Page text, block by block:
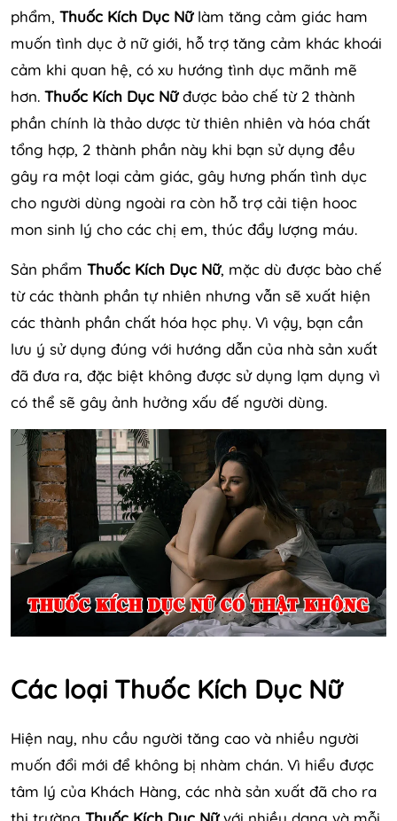
phẩm, Thuốc Kích Dục Nữlàm tăng cảm giác ham
muốn tình dục ở nữ giới, hỗ trợ tăng cảm khác khoái
cảm khi quan hệ, có xu hướng tình dục mãnh mẽ
hơn. Thuốc Kích Dục Nữđược bảo chế từ 2 thành
phần chính là thảo dược từ thiên nhiên và hóa chất
tổng hợp, 2 thành phần này khi bạn sử dụng đều
gây ra một loại cảm giác, gây hưng phấn tình dục
cho người dùng ngoài ra còn hỗ trợ cải tiện hooc
mon sinh lý cho các chị em, thúc đẩy lượng máu.
Sản phẩm Thuốc Kích Dục Nữ, mặc dù được bào chế
từ các thành phần tự nhiên nhưng vẫn sẽ xuất hiện
các thành phần chất hóa học phụ. Vì vậy, bạn cần
lưu ý sử dụng đúng với hướng dẫn của nhà sản xuất
đã đưa ra, đặc biệt không được sử dụng lạm dụng vì
có thể sẽ gây ảnh hưởng xấu đế người dùng.
Các loại Thuốc Kích Dục Nữ
Hiện nay, nhu cầu người tăng cao và nhiều người
muốn đổi mới để không bị nhàm chán. Vì hiểu được
tâm lý của Khách Hàng, các nhà sản xuất đã cho ra